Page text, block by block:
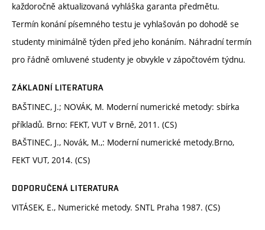
každoročně aktualizovaná vyhláška garanta předmětu.
Termín konání písemného testu je vyhlašován po dohodě se
studenty minimálně týden před jeho konáním. Náhradní termín
pro řádně omluvené studenty je obvykle v zápočtovém týdnu.
ZÁKLADNÍ LITERATURA
BAŠTINEC, J.; NOVÁK, M. Moderní numerické metody: sbírka
příkladů. Brno: FEKT, VUT v Brně, 2011. (CS)
BAŠTINEC, J., Novák, M.,: Moderní numerické metody.Brno,
FEKT VUT, 2014. (CS)
DOPORUČENÁ LITERATURA
VITÁSEK, E., Numerické metody. SNTL Praha 1987. (CS)